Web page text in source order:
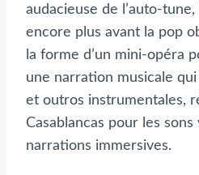
audacieuse de l’auto-
encore plus avant la pop
la forme d’un mini-opéra
une narration musicale
et outros instrumentales,
Casablancas pour les
narrations immersives.